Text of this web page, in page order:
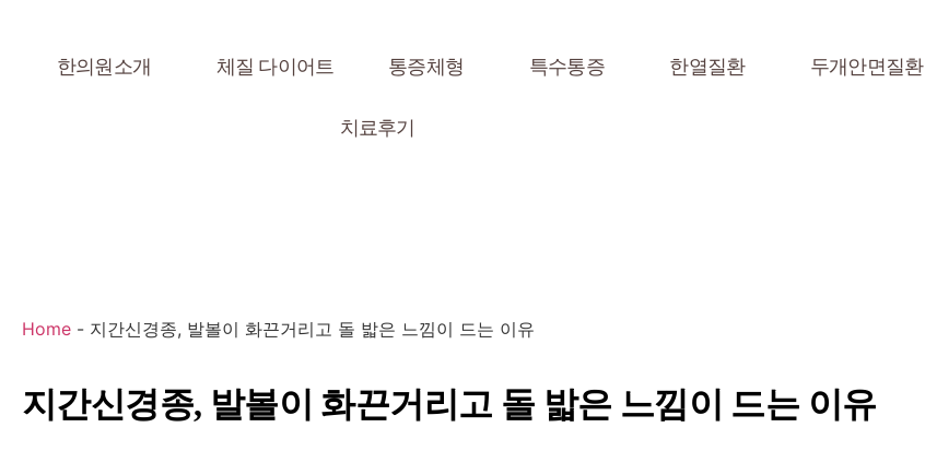
한의원소개 체질 다이어트 통증체형 특수통증 한열질환 두개안면질환
치료후기
Home - 지간신경종, 발볼이 화끈거리고 돌 밟은 느낌이 드는 이유
지간신경종, 발볼이 화끈거리고 돌 밟은 느낌이 드는 이유